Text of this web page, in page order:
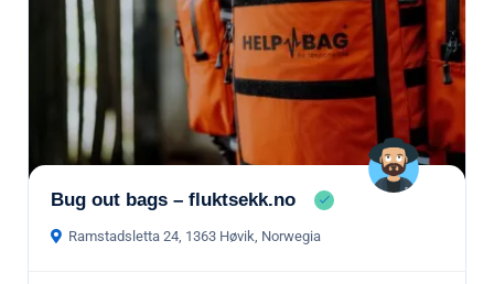
Bug out bags – fluktsekk.no
Ramstadsletta 24, 1363 Høvik, Norwegia